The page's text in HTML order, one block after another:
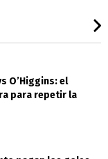
O’Higgins: el
para repetir la